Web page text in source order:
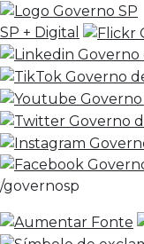
SP + Digital
/governosp